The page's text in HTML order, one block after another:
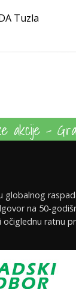
Tuzla
akcije -
globalnog
na 50-
ratnu